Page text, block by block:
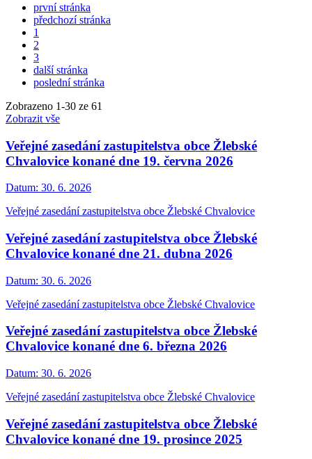
první stránka
předchozí stránka
1
2
3
další stránka
poslední stránka
Zobrazeno 1-30 ze 61
Zobrazit vše
Veřejné zasedání zastupitelstva obce Žlebské
Chvalovice konané dne 19. června 2026
Datum: 30. 6. 2026
Veřejné zasedání zastupitelstva obce Žlebské Chvalovice
Veřejné zasedání zastupitelstva obce Žlebské
Chvalovice konané dne 21. dubna 2026
Datum: 30. 6. 2026
Veřejné zasedání zastupitelstva obce Žlebské Chvalovice
Veřejné zasedání zastupitelstva obce Žlebské
Chvalovice konané dne 6. března 2026
Datum: 30. 6. 2026
Veřejné zasedání zastupitelstva obce Žlebské Chvalovice
Veřejné zasedání zastupitelstva obce Žlebské
Chvalovice konané dne 19. prosince 2025